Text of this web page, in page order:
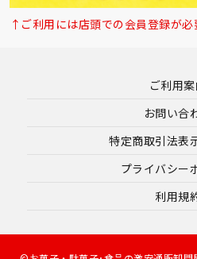
↑ご利用には店頭での会員登録が必
ご利用
お問い合
特定商取引法表
プライバシー
利用規